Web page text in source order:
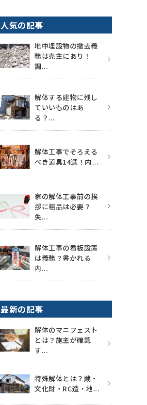
人気の記事
地中埋設物の撤去義
務は売主にあり！
調...
解体する建物に残し
ていいものはあ
る？...
解体工事でそろえる
べき道具14選！内...
家の解体工事前の挨
拶に粗品は必要？
失...
解体工事の看板設置
は義務？書かれる
内...
最新の記事
解体のマニフェスト
とは？施主が確認
す...
特殊解体とは？蔵・
文化財・RC造・地...